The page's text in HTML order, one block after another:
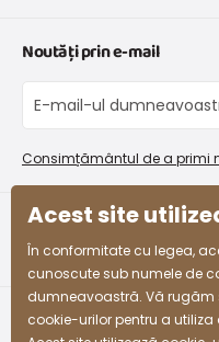
Retururi și reclamații
Schimb sau returnare
Procedura de reclamații
Despre noi
Blog
Program de afiliere
Colectarea bunurilor
Noutăți prin e-mail
Consimțământul de a primi
Acest site
În conformitate cu legea,
cunoscute sub numele de
dumneavoastră. Vă rugăm
cookie-urilor pentru a utiliza